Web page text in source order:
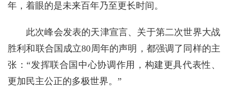
年，着眼的是未来百年乃至更长时间。
此次峰会发表的天津宣言、关于第二次世界大战
胜利和联合国成立80周年的声明，都强调了同样的主
张：“发挥联合国中心协调作用，构建更具代表性、
更加民主公正的多极世界。”